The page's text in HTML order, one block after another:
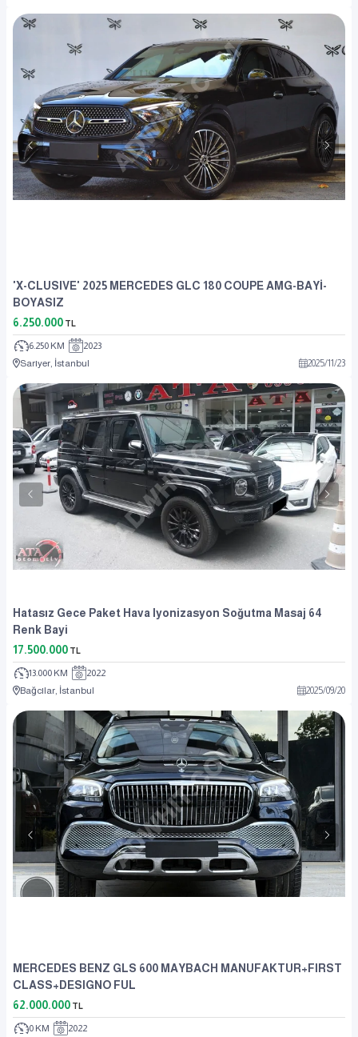
'X-CLUSIVE' 2025 MERCEDES GLC 180 COUPE AMG-BAYİ-
BOYASIZ
6.250.000 TL
6.250 KM
2023
Sarıyer, İstanbul
2025/11/23
Hatasız Gece Paket Hava Iyonizasyon Soğutma Masaj 64
Renk Bayi
17.500.000 TL
13.000 KM
2022
Bağcılar, İstanbul
2025/09/20
MERCEDES BENZ GLS 600 MAYBACH MANUFAKTUR+FIRST
CLASS+DESIGNO FUL
62.000.000 TL
0 KM
2022